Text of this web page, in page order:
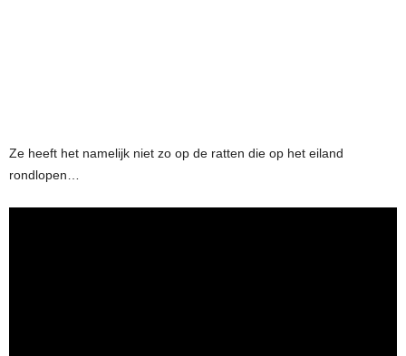
Ze heeft het namelijk niet zo op de ratten die op het eiland
rondlopen…